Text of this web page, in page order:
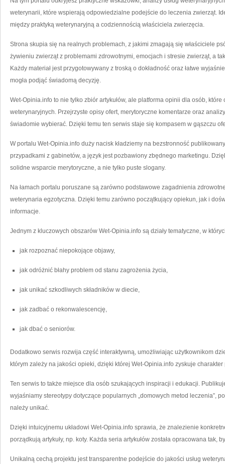
weterynarii, które wspierają odpowiedzialne podejście do leczenia zwierząt.
między praktyką weterynaryjną a codziennością właściciela zwierzęcia.
Strona skupia się na realnych problemach, z jakimi zmagają się właściciele
żywieniu zwierząt z problemami zdrowotnymi, emocjach i stresie zwierząt, a
Każdy materiał jest przygotowywany z troską o dokładność oraz łatwe
mogła podjąć świadomą decyzję.
Wet-Opinia.info to nie tylko zbiór artykułów, ale platforma opinii dla osób,
weterynaryjnych. Przejrzyste opisy ofert, merytoryczne komentarze oraz
świadomie wybierać. Dzięki temu ten serwis staje się kompasem w gąszczu
W portalu Wet-Opinia.info duży nacisk kładziemy na bezstronność
przypadkami z gabinetów, a język jest pozbawiony zbędnego marketingu.
solidne wsparcie merytoryczne, a nie tylko puste slogany.
Na łamach portalu poruszane są zarówno podstawowe zagadnienia
weterynaria egzotyczna. Dzięki temu zarówno początkujący opiekun, jak i
informacje.
Jednym z kluczowych obszarów Wet-Opinia.info są działy tematyczne, w
jak rozpoznać niepokojące objawy,
jak odróżnić błahy problem od stanu zagrożenia życia,
jak unikać szkodliwych składników w diecie,
jak zadbać o rekonwalescencję,
jak dbać o seniorów.
Dodatkowo serwis rozwija część interaktywną, umożliwiając użytkownikom
którym zależy na jakości opieki, dzięki której Wet-Opinia.info zyskuje
Ten serwis to także miejsce dla osób szukających inspiracji i edukacji.
wyjaśniamy stereotypy dotyczące popularnych „domowych metod leczenia”,
należy unikać.
Dzięki intuicyjnemu układowi Wet-Opinia.info sprawia, że znalezienie
porządkują artykuły, np. koty. Każda seria artykułów została opracowana tak,
Unikalną cechą projektu jest transparentne podejście do jakości usług